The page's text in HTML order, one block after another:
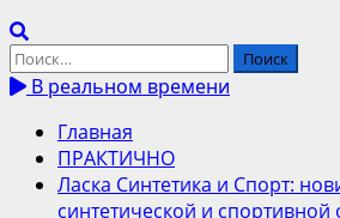
Найти:
В реальном времени
Главная
ПРАКТИЧНО
Ласка Синтетика и Спорт:
синтетической и